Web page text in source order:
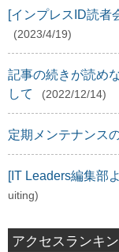
[インプレスID読者
(2023/4/19)
記事の続きが読め
して
(2022/12/14)
定期メンテナンス
[IT Leaders編集部
uiting)
アクセスランキ